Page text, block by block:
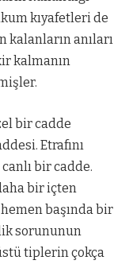
kıyafetleri de
kalanların anıları
kalmanın
bir cadde
Etrafını
bir cadde.
bir içten
başında bir
sorununun
tiplerin çokça